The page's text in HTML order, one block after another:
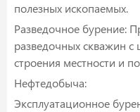
полезных ископаемых.
Разведочное бурение:
разведочных скважин с
строения местности и
Нефтедобыча:
Эксплуатационное